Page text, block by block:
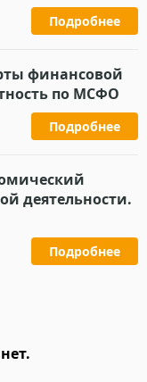
Подробнее
финансовой
по МСФО
Подробнее
деятельности.
Подробнее